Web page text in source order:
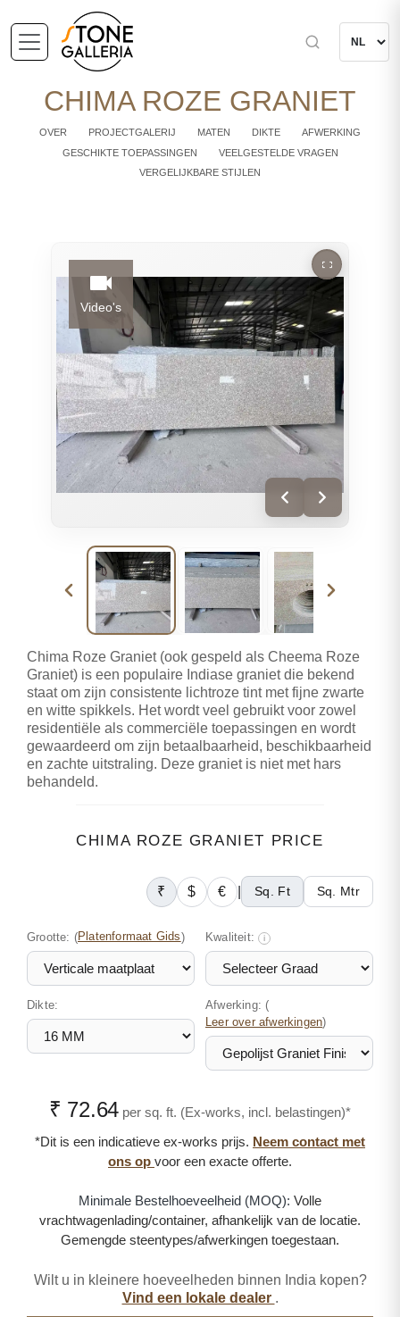
CHIMA ROZE GRANIET
OVER PROJECTGALERIJ MATEN DIKTE
AFWERKING
GESCHIKTE TOEPASSINGEN
VEELGESTELDE VRAGEN
VERGELIJKBARE STIJLEN
Video's
Chima Roze Graniet (ook gespeld als Cheema Roze
Graniet) is een populaire Indiase graniet die bekend
staat om zijn consistente lichtroze tint met fijne zwarte
en witte spikkels. Het wordt veel gebruikt voor zowel
residentiële als commerciële toepassingen en wordt
gewaardeerd om zijn betaalbaarheid, beschikbaarheid
en zachte uitstraling. Deze graniet is niet met hars
behandeld.
CHIMA ROZE GRANIET PRICE
₹ $ € Sq. Ft Sq. Mtr
Grootte: (Platenformaat Gids) Kwaliteit: i
Dikte: Afwerking: (
Leer over afwerkingen)
₹ 72.64 per sq. ft. (Ex-works, incl. belastingen)*
*Dit is een indicatieve ex-works prijs. Neem contact met
ons op voor een exacte offerte.
Minimale Bestelhoeveelheid (MOQ): Volle
vrachtwagenlading/container, afhankelijk van de locatie.
Gemengde steentypes/afwerkingen toegestaan.
Wilt u in kleinere hoeveelheden binnen India kopen?
Vind een lokale dealer .